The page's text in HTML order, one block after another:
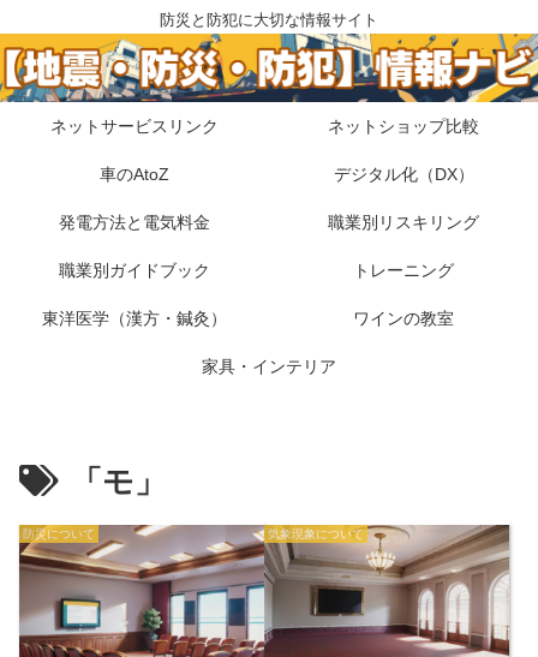
防災と防犯に大切な情報サイト
ネットサービスリンク ネットショップ比較
車のAtoZ デジタル化（DX）
発電方法と電気料金 職業別リスキリング
職業別ガイドブック トレーニング
東洋医学（漢方・鍼灸） ワインの教室
家具・インテリア
「モ」
防災について 気象現象について